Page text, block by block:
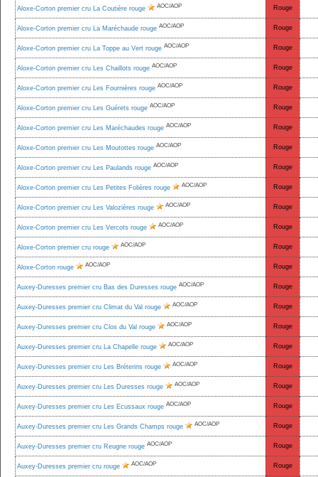
Aloxe-Corton premier cru La Coutière rouge AOC/AOP Rouge
Aloxe-Corton premier cru La Maréchaude rouge AOC/AOP Rouge
Aloxe-Corton premier cru La Toppe au Vert rouge AOC/AOP Rouge
Aloxe-Corton premier cru Les Chaillots rouge AOC/AOP Rouge
Aloxe-Corton premier cru Les Fournières rouge AOC/AOP Rouge
Aloxe-Corton premier cru Les Guérets rouge AOC/AOP Rouge
Aloxe-Corton premier cru Les Maréchaudes rouge AOC/AOP Rouge
Aloxe-Corton premier cru Les Moutottes rouge AOC/AOP Rouge
Aloxe-Corton premier cru Les Paulands rouge AOC/AOP Rouge
Aloxe-Corton premier cru Les Petites Folières rouge AOC/AOP Rouge
Aloxe-Corton premier cru Les Valozières rouge AOC/AOP Rouge
Aloxe-Corton premier cru Les Vercots rouge AOC/AOP Rouge
Aloxe-Corton premier cru rouge AOC/AOP Rouge
Aloxe-Corton rouge AOC/AOP Rouge
Auxey-Duresses premier cru Bas des Duresses rouge AOC/AOP Rouge
Auxey-Duresses premier cru Climat du Val rouge AOC/AOP Rouge
Auxey-Duresses premier cru Clos du Val rouge AOC/AOP Rouge
Auxey-Duresses premier cru La Chapelle rouge AOC/AOP Rouge
Auxey-Duresses premier cru Les Bréterins rouge AOC/AOP Rouge
Auxey-Duresses premier cru Les Duresses rouge AOC/AOP Rouge
Auxey-Duresses premier cru Les Ecussaux rouge AOC/AOP Rouge
Auxey-Duresses premier cru Les Grands Champs rouge AOC/AOP Rouge
Auxey-Duresses premier cru Reugne rouge AOC/AOP Rouge
Auxey-Duresses premier cru rouge AOC/AOP Rouge